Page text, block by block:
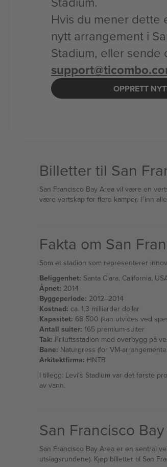
Hvis du mener dette
nytt arrangement i
Stadium, eller sende
OPPRETT
Billetter til San
San Francisco Bay Area vil være en
være vertskap for flere kamper. Finn
Fakta om San
Som et stadion som representerer
Beliggenhet: Santa Clara, California,
Åpnet: 2014
Byggeperiode: 2012–2014
Kostnad: ca. 1,3 milliarder dollar
Kapasitet: 68 500 (kan utvides ved
Antall suiter: 165 premium-suiter
Tak: Friluftsstadion med overbygg på
Bane: Naturgress (for VM-
Arkitektfirma: HNTB
I tillegg: Levi's Stadium var det første
av vann.
San Francisco
San Francisco Bay Area er en sentral
utslagsrundene). Kjøp billetter til San